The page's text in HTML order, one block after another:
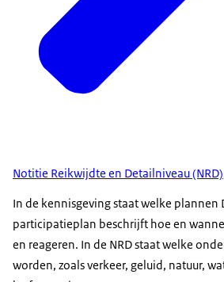
Notitie Reikwijdte en Detailniveau (NRD)
In de kennisgeving staat welke plannen
participatieplan beschrijft hoe en
en reageren. In de NRD staat welke
worden, zoals verkeer, geluid, natuur,